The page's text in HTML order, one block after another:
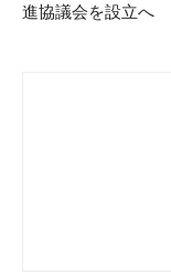
進協議会を設立へ